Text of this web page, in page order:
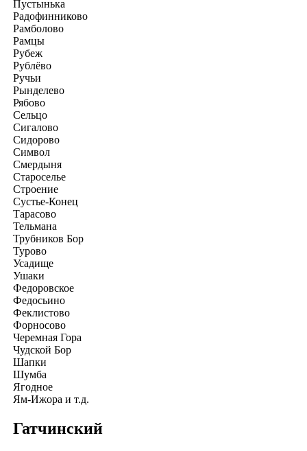
Пустынька
Радофинниково
Рамболово
Рамцы
Рубеж
Рублёво
Ручьи
Рынделево
Рябово
Сельцо
Сигалово
Сидорово
Символ
Смердыня
Староселье
Строение
Сустье-Конец
Тарасово
Тельмана
Трубников Бор
Турово
Усадище
Ушаки
Федоровское
Федосьино
Феклистово
Форносово
Черемная Гора
Чудской Бор
Шапки
Шумба
Ягодное
Ям-Ижора и т.д.
Гатчинский